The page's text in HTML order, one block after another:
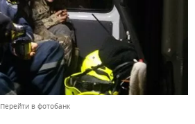
Перейти в фотобанк